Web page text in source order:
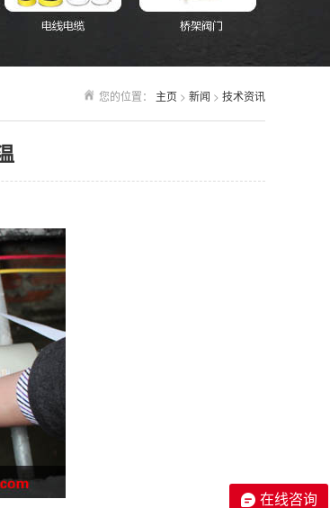
您的位置： 主页 > 新闻 > 技术资讯
在线咨询